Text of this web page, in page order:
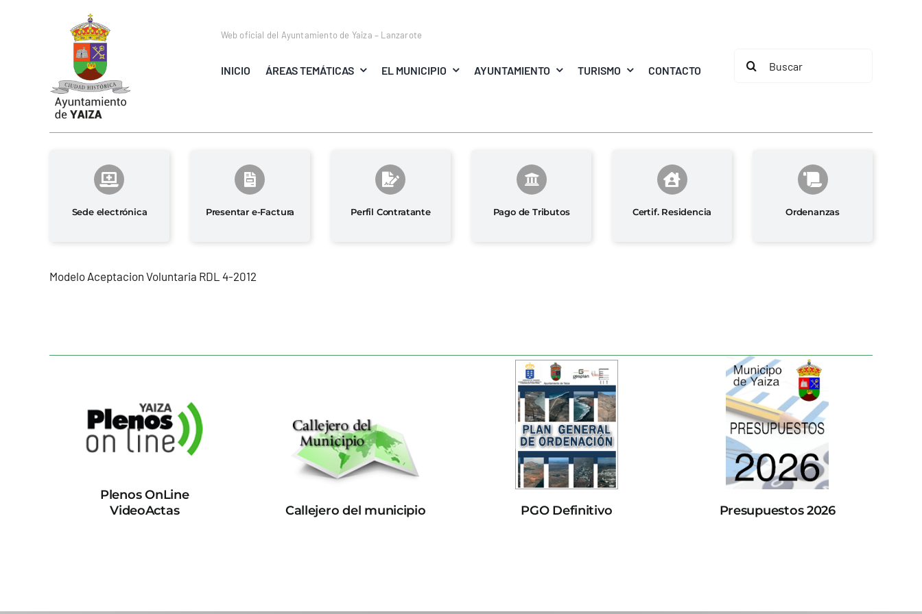
Web oficial del Ayuntamiento de Yaiza – Lanzarote
INICIO ÁREAS TEMÁTICAS EL MUNICIPIO AYUNTAMIENTO TURISMO CONTACTO
Buscar:
Sede electrónica Presentar e-Factura Perfil Contratante Pago de Tributos Certif. Residencia Ordenanzas
Modelo Aceptacion Voluntaria RDL 4-2012
Plenos OnLine
VideoActas
Callejero del municipio PGO Definitivo Presupuestos 2026